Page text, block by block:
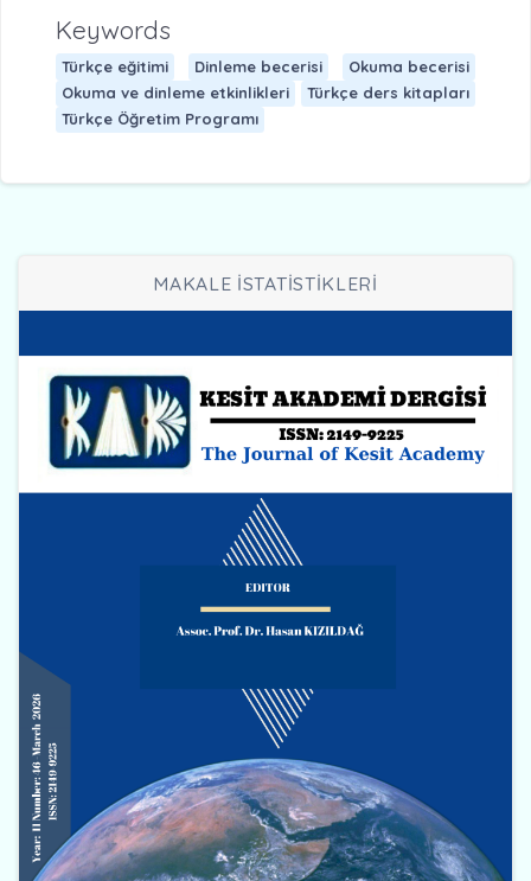
Keywords
Türkçe eğitimi Dinleme becerisi
Okuma becerisi
Okuma ve dinleme etkinlikleri
Türkçe ders kitapları
Türkçe Öğretim Programı
MAKALE İSTATİSTİKLERİ